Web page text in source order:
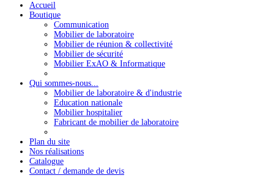
Accueil
Boutique
Communication
Mobilier de laboratoire
Mobilier de réunion & collectivité
Mobilier de sécurité
Mobilier ExAO & Informatique
Qui sommes-nous...
Mobilier de laboratoire & d'industrie
Education nationale
Mobilier hospitalier
Fabricant de mobilier de laboratoire
Plan du site
Nos réalisations
Catalogue
Contact / demande de devis